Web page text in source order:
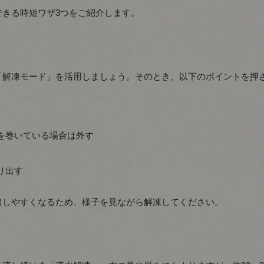
る時短ワザ3つをご紹介します。
凍モード」を活用しましょう。そのとき、以下のポイントを押
巻いている場合は外す
出す
やすくなるため、様子を見ながら解凍してください。